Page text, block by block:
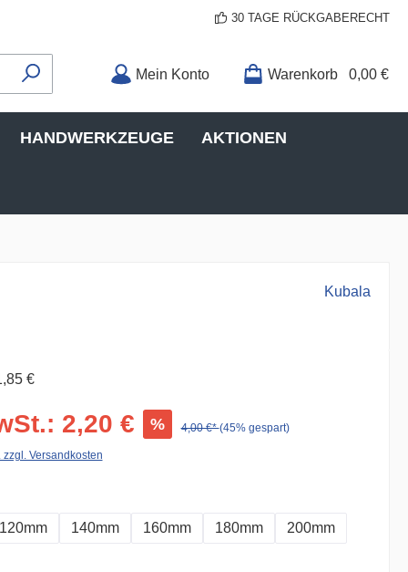
30 TAGE RÜCKGABERECHT
Mein Konto Warenkorb 0,00 €
HANDWERKZEUGE AKTIONEN
Kubala
€
2,20 € % 4,00 €*(45% gespart)
zzgl. Versandkosten
120mm 140mm 160mm 180mm
200mm